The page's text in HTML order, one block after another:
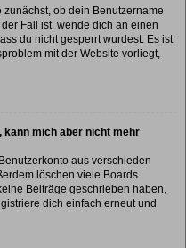
ob dein Benutzername
Fall ist, wende dich an einen
du nicht gesperrt wurdest. Es ist
mit der Website vorliegt,
mich aber nicht mehr
aus verschieden
löschen viele Boards
Beiträge geschrieben haben,
dich einfach erneut und